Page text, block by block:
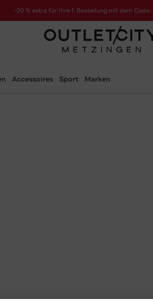
-20 % extra für Ihre 1. Bestellung mit dem Code:
Accessoires Sport Marken